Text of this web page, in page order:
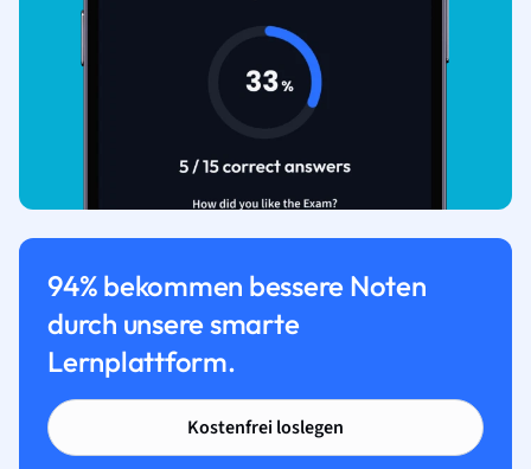
94% bekommen bessere Noten
durch unsere smarte
Lernplattform.
Kostenfrei loslegen